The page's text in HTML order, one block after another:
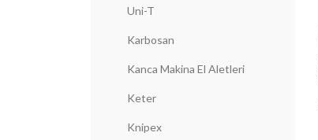
Uni-T
Karbosan
Kanca Makina El Aletleri
Keter
Knipex